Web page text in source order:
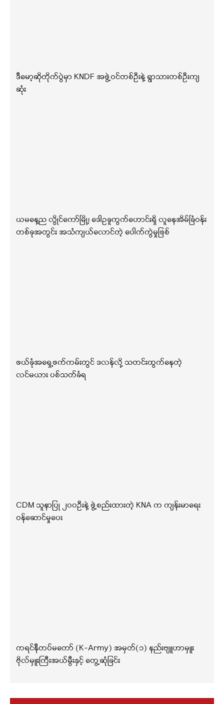
ဒီမော့ဆိုတိုက်ပွဲမှာ KNDF အဖွဲ့ဝင်တစ်ဦးနဲ့ ရွာသားတစ်ဦးကျ
ဆုံး
ယမနေ့ည လွိုင်ကော်မြို့၊ ဒေါဥခူကွက်ဟောင်းရှိ လူနေအိမ်ခြံဝန်း
တစ်ခုအတွင်း အသံကျယ်လောင်တဲ့ ပေါက်ကွဲမှုဖြစ်
ဖယ်ခုံအရှေ့ဖက်ကမ်းတွင် ဒလန်လို့ သတင်းထွက်နေတဲ့
လင်မယား ပစ်သတ်ခံရ
CDM သူနာပြု ၂၀၀ဦးနဲ့ ဖွဲ့စည်းထားတဲ့ KNA က ကျန်းမာရေး
ဝန်ဆောင်မှုပေး
ကရင်နီတပ်မတော် (K-Army) အမှတ်(၁) နည်းဗျူဟာမှူး
ဗိုလ်မှူးကြီးအယ်မွီးနှင့် တွေ့ဆုံခြင်း